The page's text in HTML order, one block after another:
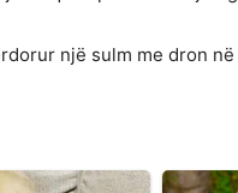
një sulm me dron